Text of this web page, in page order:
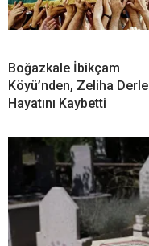
Boğazkale İbikçam
Köyü’nden, Zeliha
Hayatını Kaybetti